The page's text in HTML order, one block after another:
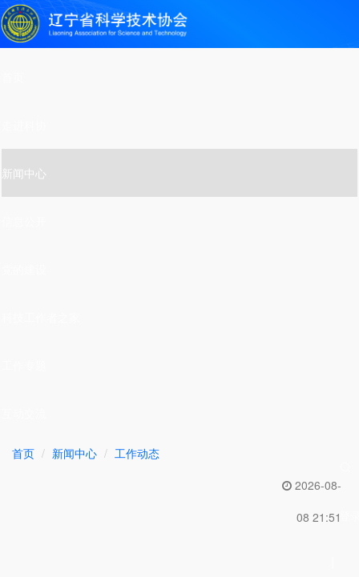
新闻中心
首页 新闻中心
工作动态
2026-08-
08 21:51